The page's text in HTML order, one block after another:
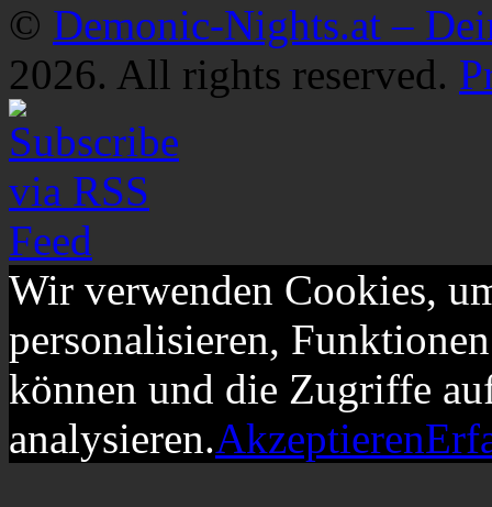
© Demonic-Nights.at –
2026. All rights reserved.
Wir verwenden Cookies,
personalisieren,
können und die Zugriffe
analysieren.Akzeptieren